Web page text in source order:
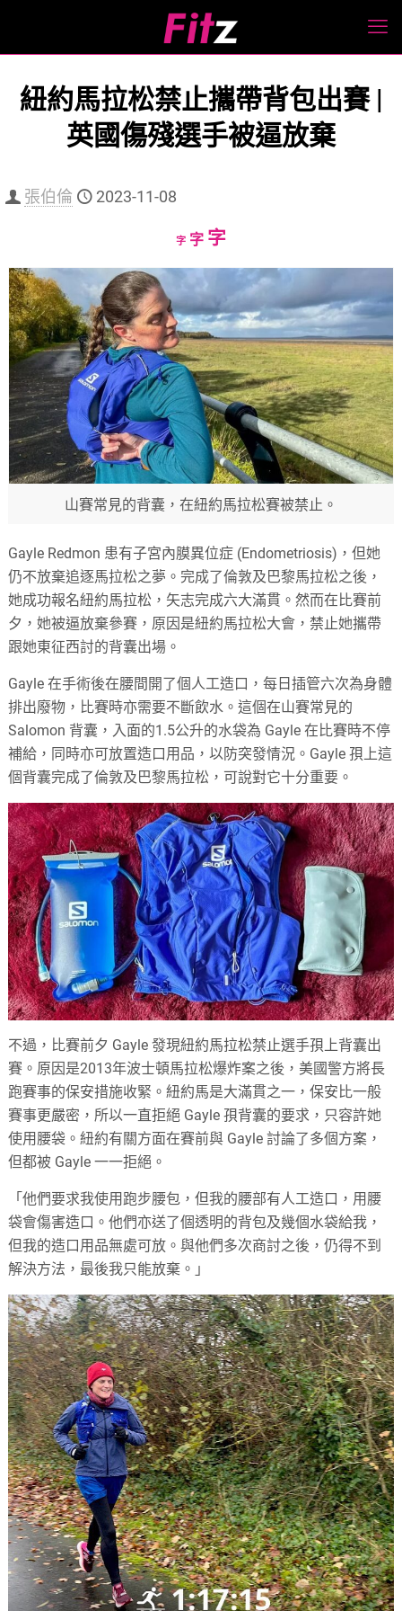
紐約馬拉松禁止攜帶背包出賽 |
英國傷殘選手被逼放棄
張伯倫 2023-11-08
字Decrease
size.
字Reset
size.
字Increase
size.
山賽常見的背囊，在紐約馬拉松賽被禁止。
Gayle Redmon 患有子宮內膜異位症 (Endometriosis)，但她
仍不放棄追逐馬拉松之夢。完成了倫敦及巴黎馬拉松之後，
她成功報名紐約馬拉松，矢志完成六大滿貫。然而在比賽前
夕，她被逼放棄參賽，原因是紐約馬拉松大會，禁止她攜帶
跟她東征西討的背囊出場。
Gayle 在手術後在腰間開了個人工造口，每日插管六次為身體
排出廢物，比賽時亦需要不斷飲水。這個在山賽常見的
Salomon 背囊，入面的1.5公升的水袋為 Gayle 在比賽時不停
補給，同時亦可放置造口用品，以防突發情況。Gayle 孭上這
個背囊完成了倫敦及巴黎馬拉松，可說對它十分重要。
不過，比賽前夕 Gayle 發現紐約馬拉松禁止選手孭上背囊出
賽。原因是2013年波士頓馬拉松爆炸案之後，美國警方將長
跑賽事的保安措施收緊。紐約馬是大滿貫之一，保安比一般
賽事更嚴密，所以一直拒絕 Gayle 孭背囊的要求，只容許她
使用腰袋。紐約有關方面在賽前與 Gayle 討論了多個方案，
但都被 Gayle 一一拒絕。
「他們要求我使用跑步腰包，但我的腰部有人工造口，用腰
袋會傷害造口。他們亦送了個透明的背包及幾個水袋給我，
但我的造口用品無處可放。與他們多次商討之後，仍得不到
解決方法，最後我只能放棄。」